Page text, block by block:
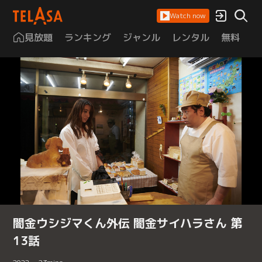
Watch now
見放題 ランキング ジャンル レンタル 無料
闇金ウシジマくん外伝 闇金サイハラさん 第
13話